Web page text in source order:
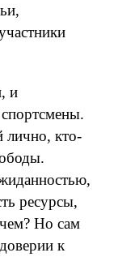
и
лично, кто-
ресурсы,
Но сам
к